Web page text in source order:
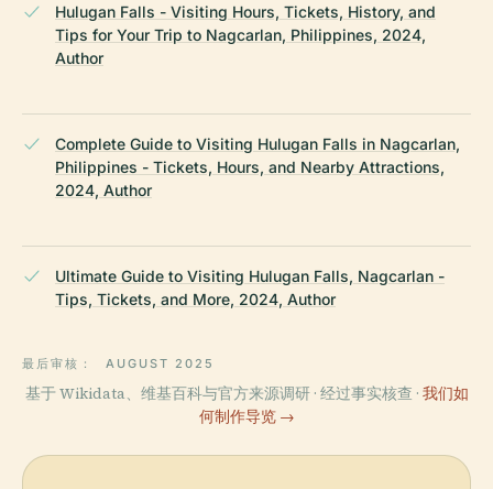
Hulugan Falls - Visiting Hours, Tickets, History, and
Tips for Your Trip to Nagcarlan, Philippines, 2024,
Author
Complete Guide to Visiting Hulugan Falls in Nagcarlan,
Philippines - Tickets, Hours, and Nearby Attractions,
2024, Author
Ultimate Guide to Visiting Hulugan Falls, Nagcarlan -
Tips, Tickets, and More, 2024, Author
最后审核： AUGUST 2025
基于 Wikidata、维基百科与官方来源调研 · 经过事实核查 · 我们如
何制作导览 →